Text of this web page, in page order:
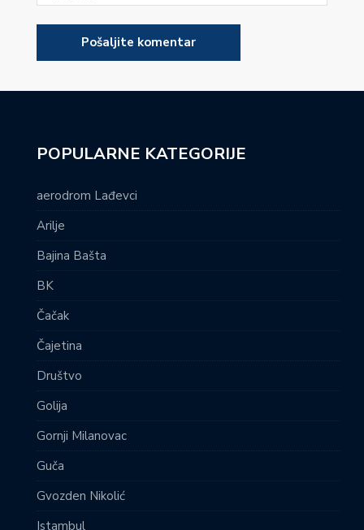
POPULARNE KATEGORIJE
aerodrom Lađevci
Arilje
Bajina Bašta
BK
Čačak
Čajetina
Društvo
Golija
Gornji Milanovac
Guča
Gvozden Nikolić
Istambul